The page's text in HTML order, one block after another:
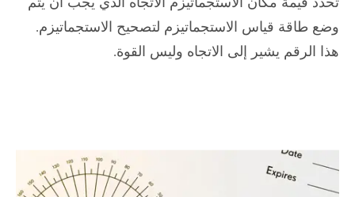
وضع طاقة قياس الاستجماتيزم لتصحيح الاستجماتيزم.
هذا الرقم يشير إلى الاتجاه وليس القوة.